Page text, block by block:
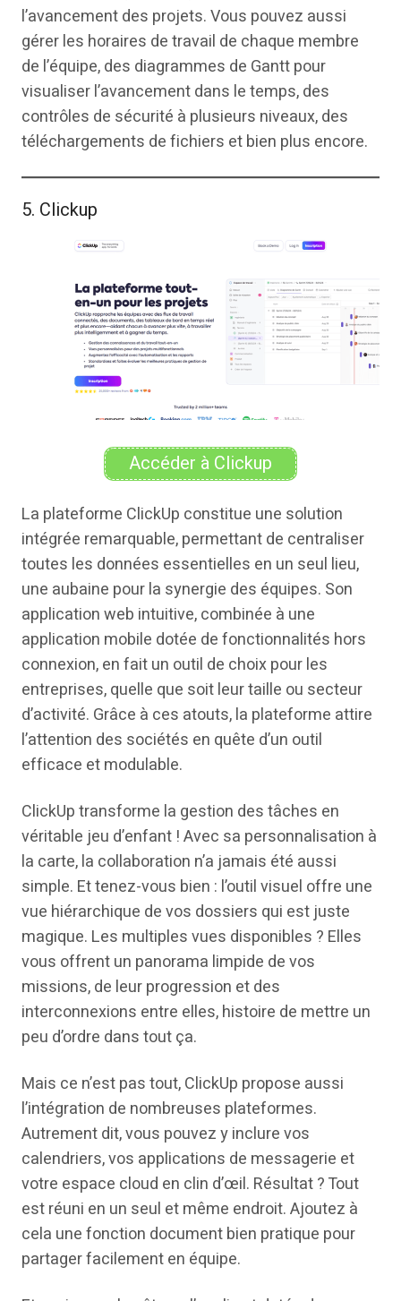
l’avancement des projets. Vous pouvez aussi
gérer les horaires de travail de chaque membre
de l’équipe, des diagrammes de Gantt pour
visualiser l’avancement dans le temps, des
contrôles de sécurité à plusieurs niveaux, des
téléchargements de fichiers et bien plus encore.
5. Clickup
Accéder à Clickup
La plateforme ClickUp constitue une solution
intégrée remarquable, permettant de centraliser
toutes les données essentielles en un seul lieu,
une aubaine pour la synergie des équipes. Son
application web intuitive, combinée à une
application mobile dotée de fonctionnalités hors
connexion, en fait un outil de choix pour les
entreprises, quelle que soit leur taille ou secteur
d’activité. Grâce à ces atouts, la plateforme attire
l’attention des sociétés en quête d’un outil
efficace et modulable.
ClickUp transforme la gestion des tâches en
véritable jeu d’enfant ! Avec sa personnalisation à
la carte, la collaboration n’a jamais été aussi
simple. Et tenez-vous bien : l’outil visuel offre une
vue hiérarchique de vos dossiers qui est juste
magique. Les multiples vues disponibles ? Elles
vous offrent un panorama limpide de vos
missions, de leur progression et des
interconnexions entre elles, histoire de mettre un
peu d’ordre dans tout ça.
Mais ce n’est pas tout, ClickUp propose aussi
l’intégration de nombreuses plateformes.
Autrement dit, vous pouvez y inclure vos
calendriers, vos applications de messagerie et
votre espace cloud en clin d’œil. Résultat ? Tout
est réuni en un seul et même endroit. Ajoutez à
cela une fonction document bien pratique pour
partager facilement en équipe.